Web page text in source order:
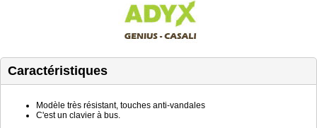
Caractéristiques
Modèle très résistant, touches anti-vandales
C'est un clavier à bus.